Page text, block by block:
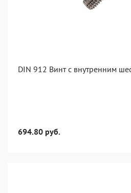
DIN 912 Винт с внутренним
694.80 руб.